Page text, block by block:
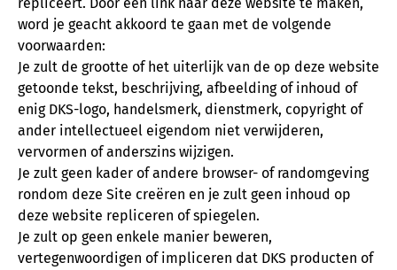
repliceert. Door een link naar deze website te maken,
word je geacht akkoord te gaan met de volgende
voorwaarden:
Je zult de grootte of het uiterlijk van de op deze website
getoonde tekst, beschrijving, afbeelding of inhoud of
enig DKS-logo, handelsmerk, dienstmerk, copyright of
ander intellectueel eigendom niet verwijderen,
vervormen of anderszins wijzigen.
Je zult geen kader of andere browser- of randomgeving
rondom deze Site creëren en je zult geen inhoud op
deze website repliceren of spiegelen.
Je zult op geen enkele manier beweren,
vertegenwoordigen of impliceren dat DKS producten of